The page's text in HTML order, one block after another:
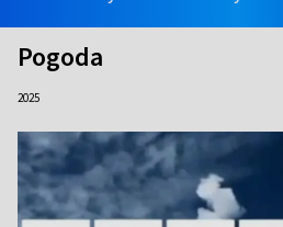
Pogoda
2025